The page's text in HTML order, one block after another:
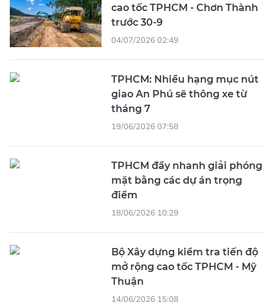
cao tốc TPHCM - Chơn Thành
trước 30-9
04/07/2026 02:49
TPHCM: Nhiều hạng mục nút
giao An Phú sẽ thông xe từ
tháng 7
19/06/2026 07:58
TPHCM đẩy nhanh giải phóng
mặt bằng các dự án trọng
điểm
18/06/2026 10:29
Bộ Xây dựng kiểm tra tiến độ
mở rộng cao tốc TPHCM - Mỹ
Thuận
14/06/2026 15:08